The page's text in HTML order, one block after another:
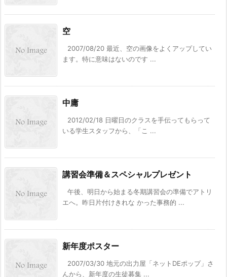
空
2007/08/20 最近、空の画像をよくアップしてい
ます。特に意味はないのです ...
中庸
2012/02/18 日曜日のクラスを手伝ってもらって
いる学生スタッフから、「こ ...
講習会準備＆スペシャルプレゼント
午後、明日から始まる冬期講習会の準備でアトリ
エへ。昨日片付けきれな かった事務的 ...
新年度ポスター
2007/03/30 地元の出力屋「ネットDEポップ」さ
んから、新年度の生徒募集 ...